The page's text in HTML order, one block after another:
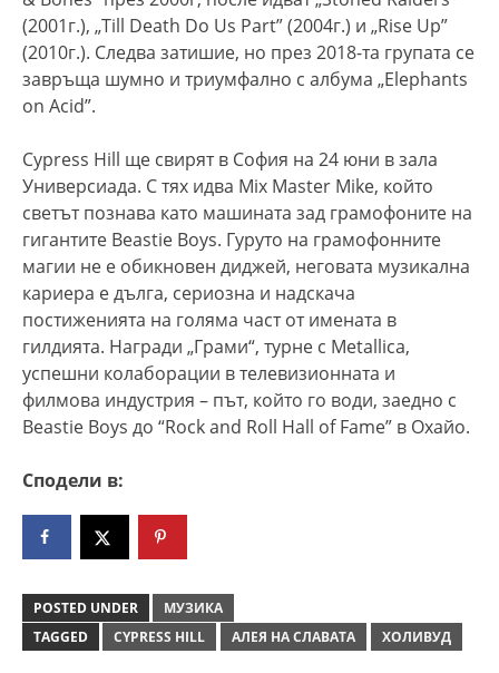
(2001г.), „Till Death Do Us Part” (2004г.) и „Rise Up”
(2010г.). Следва затишие, но през 2018-та групата се
завръща шумно и триумфално с албума „Elephants
on Acid”.
Cypress Hill ще свирят в София на 24 юни в зала
Универсиада. С тях идва Mix Master Mike, който
светът познава като машината зад грамофоните на
гигантите Beastie Boys. Гуруто на грамофонните
магии не е обикновен диджей, неговата музикална
кариера е дълга, сериозна и надскача
постиженията на голяма част от имената в
гилдията. Награди „Грами“, турне с Metallica,
успешни колаборации в телевизионната и
филмова индустрия – път, който го води, заедно с
Beastie Boys до “Rock and Roll Hall of Fame” в Охайо.
Сподели в:
POSTED UNDER
МУЗИКА
TAGGED
CYPRESS HILL АЛЕЯ НА СЛАВАТА ХОЛИВУД